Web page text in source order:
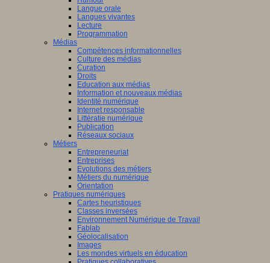
Langue orale
Langues vivantes
Lecture
Programmation
Médias
Compétences informationnelles
Culture des médias
Curation
Droits
Education aux médias
Information et nouveaux médias
Identité numérique
Internet responsable
Littératie numérique
Publication
Réseaux sociaux
Métiers
Entrepreneuriat
Entreprises
Evolutions des métiers
Métiers du numérique
Orientation
Pratiques numériques
Cartes heuristiques
Classes inversées
Environnement Numérique de Travail
Fablab
Géolocalisation
Images
Les mondes virtuels en éducation